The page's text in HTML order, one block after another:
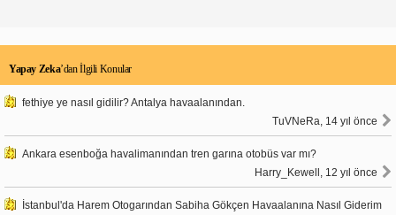
Yapay Zeka’dan İlgili Konular
fethiye ye nasıl gidilir? Antalya havaalanından.
TuVNeRa, 14 yıl önce
Ankara esenboğa havalimanından tren garına otobüs var mı?
Harry_Kewell, 12 yıl önce
İstanbul'da Harem Otogarından Sabiha Gökçen Havaalanına Nasıl Giderim